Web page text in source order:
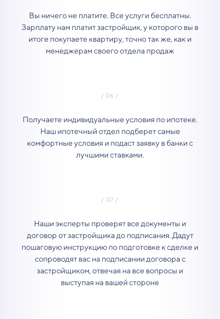
Вы ничего не платите. Все услуги бесплатны.
Зарплату нам платит застройщик, у которого вы в
итоге покупаете квартиру, точно так же, как и
менеджерам своего отдела продаж
Получаете индивидуальные условия по ипотеке.
Наш ипотечный отдел подберет самые
комфортные условия и подаст заявку в банки с
лучшими ставками.
Наши эксперты проверят все документы и
договор от застройщика до подписания. Дадут
пошаговую инструкцию по подготовке к сделке и
сопроводят вас на подписании договора с
застройщиком, отвечая на все вопросы и
выступая на вашей стороне